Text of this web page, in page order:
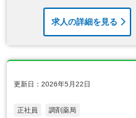
求人の詳細を見る
更新日：2026年5月22日
正社員 調剤薬局